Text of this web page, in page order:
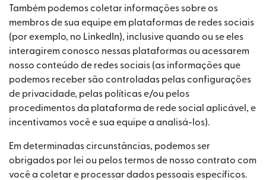
Também podemos coletar informações sobre os
membros de sua equipe em plataformas de redes sociais
(por exemplo, no LinkedIn), inclusive quando ou se eles
interagirem conosco nessas plataformas ou acessarem
nosso conteúdo de redes sociais (as informações que
podemos receber são controladas pelas configurações
de privacidade, pelas políticas e/ou pelos
procedimentos da plataforma de rede social aplicável, e
incentivamos você e sua equipe a analisá-los).
Em determinadas circunstâncias, podemos ser
obrigados por lei ou pelos termos de nosso contrato com
você a coletar e processar dados pessoais específicos.